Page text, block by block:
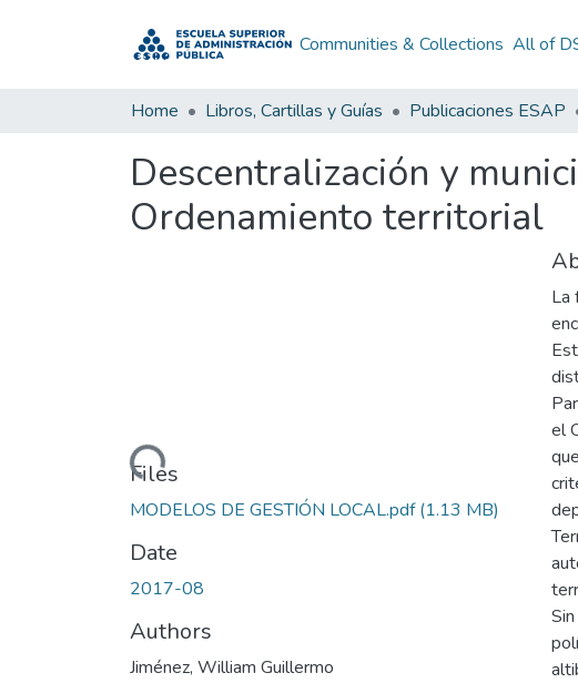
Communities & Collections All of
Home Libros, Cartillas y Guías Publicaciones ESAP
Descentralización y
Ordenamiento territorial
Loading...
Files
MODELOS DE GESTIÓN LOCAL.pdf(1.13 MB)
Date
2017-08
Authors
Jiménez, William Guillermo
La
el